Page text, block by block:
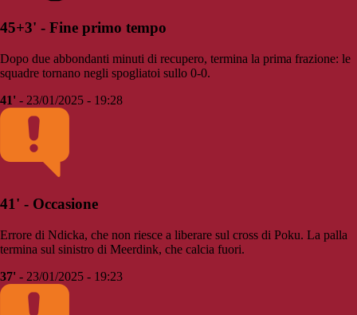
45+3' - Fine primo tempo
Dopo due abbondanti minuti di recupero, termina la prima frazione: le
squadre tornano negli spogliatoi sullo 0-0.
41' - 23/01/2025 - 19:28
41' - Occasione
Errore di Ndicka, che non riesce a liberare sul cross di Poku. La palla
termina sul sinistro di Meerdink, che calcia fuori.
37' - 23/01/2025 - 19:23